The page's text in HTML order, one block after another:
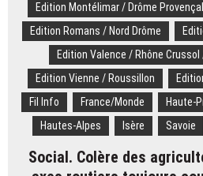
Edition Montélimar / Drôme
Edition Romans / Nord Drôme
Edition Valence / Rhône
Edition Vienne / Roussillon
Fil Info
France/Monde Haute-
Hautes-Alpes
Isère Savoie
Social. Colère des